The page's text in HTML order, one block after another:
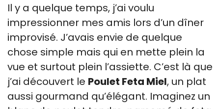
Il y a quelque temps, j’ai voulu
impressionner mes amis lors d’un dîner
improvisé. J’avais envie de quelque
chose simple mais qui en mette plein la
vue et surtout plein l’assiette. C’est là que
j’ai découvert le Poulet Feta Miel, un plat
aussi gourmand qu’élégant. Imaginez un